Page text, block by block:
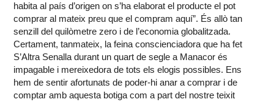
habita al país d’origen on s’ha elaborat el producte el pot
comprar al mateix preu que el compram aquí”. És allò tan
senzill del quilòmetre zero i de l’economia globalitzada.
Certament, tanmateix, la feina conscienciadora que ha fet
S’Altra Senalla durant un quart de segle a Manacor és
impagable i mereixedora de tots els elogis possibles. Ens
hem de sentir afortunats de poder-hi anar a comprar i de
comptar amb aquesta botiga com a part del nostre teixit